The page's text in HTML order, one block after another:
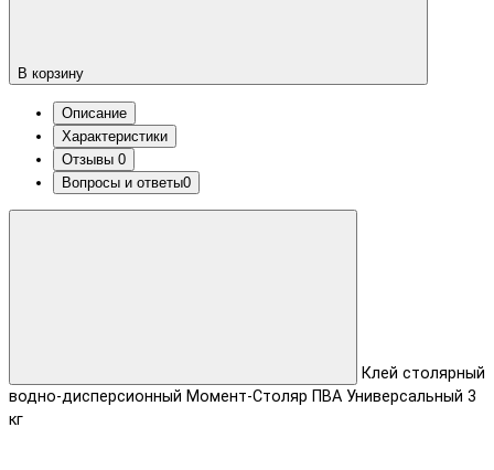
В корзину
Описание
Характеристики
Отзывы 0
Вопросы и ответы0
Клей столярный
водно-дисперсионный Момент-Столяр ПВА Универсальный 3
кг